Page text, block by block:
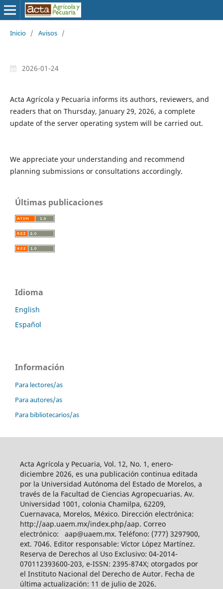
Inicio / Avisos /
2026-01-24
Acta Agrícola y Pecuaria informs its authors, reviewers, and
readers that on Thursday, January 29, 2026, a complete
update of the server operating system will be carried out.
We appreciate your understanding and recommend
planning submissions or consultations accordingly.
Últimas publicaciones
Idioma
English
Español
Información
Para lectores/as
Para autores/as
Para bibliotecarios/as
Acta Agrícola y Pecuaria, Vol. 12, No. 1, enero-
diciembre 2026, es una publicación continua editada
por la Universidad Autónoma del Estado de Morelos, a
través de la Facultad de Ciencias Agropecuarias. Av.
Universidad 1001, colonia Chamilpa, 62209,
Cuernavaca, Morelos, México. Dirección electrónica:
http://aap.uaem.mx/index.php/aap. Correo
electrónico: aap@uaem.mx. Teléfono: (777) 3297900,
ext. 7046. Editor responsable: Víctor López Martínez.
Reserva de Derechos al Uso Exclusivo: 04-2014-
070112393600-203, e-ISSN: 2395-874X; otorgados por
el Instituto Nacional del Derecho de Autor. Fecha de
última actualización: 11 de julio de 2026.